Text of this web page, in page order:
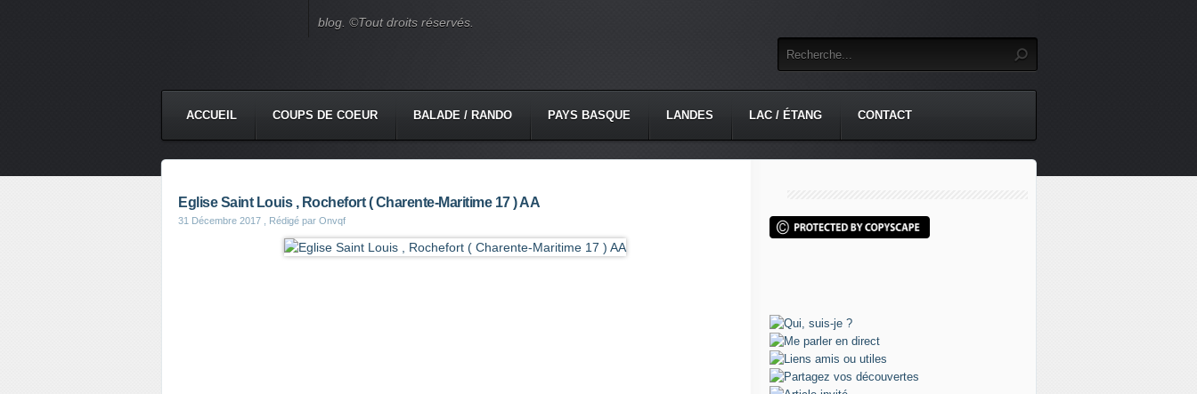
blog. ©Tout droits réservés.
ACCUEIL COUPS DE COEUR BALADE / RANDO PAYS BASQUE LANDES LAC / ÉTANG CONTACT
Eglise Saint Louis , Rochefort ( Charente-Maritime 17 ) AA
31 Décembre 2017 , Rédigé par Onvqf